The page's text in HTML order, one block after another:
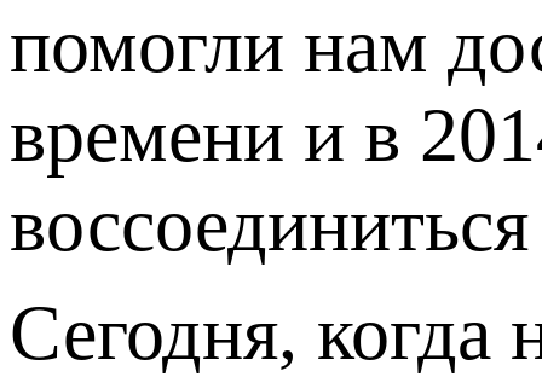
помогли нам
времени и в
Сегодня, когда